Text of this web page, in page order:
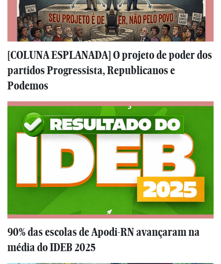
[COLUNA ESPLANADA] O projeto de poder dos
partidos Progressista, Republicanos e
Podemos
90% das escolas de Apodi-RN avançaram na
média do IDEB 2025